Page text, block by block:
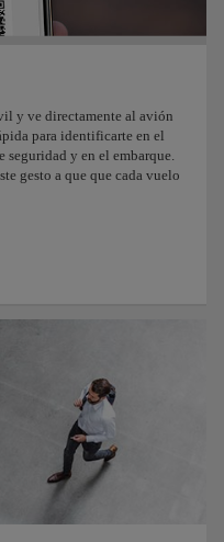
y ve directamente al avión
para identificarte en el
y en el embarque.
gesto a que que cada vuelo